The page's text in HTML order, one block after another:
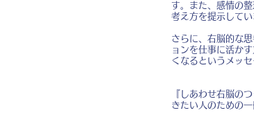
す。また、感情の
考え方を提示してい
さらに、右脳的な
ョンを仕事に活か
くなるというメッ
『しあわせ右脳の
きたい人のための一